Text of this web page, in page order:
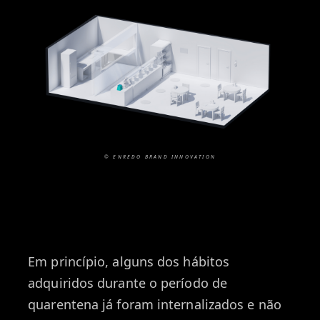
© ENREDO BRAND INNOVATION
Em princípio, alguns dos hábitos
adquiridos durante o período de
quarentena já foram internalizados e não